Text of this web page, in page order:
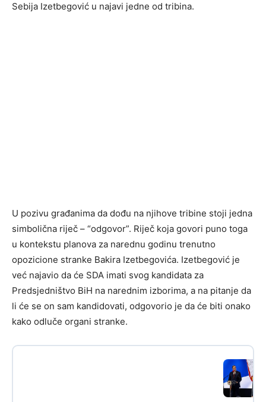
Sebija Izetbegović u najavi jedne od tribina.
U pozivu građanima da dođu na njihove tribine stoji jedna
simbolična riječ – “odgovor”. Riječ koja govori puno toga
u kontekstu planova za narednu godinu trenutno
opozicione stranke Bakira Izetbegovića. Izetbegović je
već najavio da će SDA imati svog kandidata za
Predsjedništvo BiH na narednim izborima, a na pitanje da
li će se on sam kandidovati, odgovorio je da će biti onako
kako odluče organi stranke.